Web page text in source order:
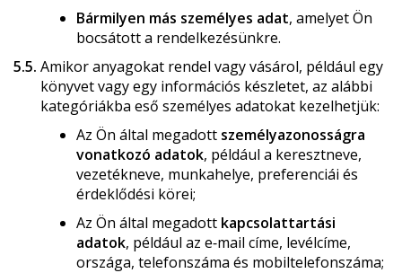
Bármilyen más személyes adat, amelyet Ön
bocsátott a rendelkezésünkre.
5.5. Amikor anyagokat rendel vagy vásárol, például egy
könyvet vagy egy információs készletet, az alábbi
kategóriákba eső személyes adatokat kezelhetjük:
Az Ön által megadott személyazonosságra
vonatkozó adatok, például a keresztneve,
vezetékneve, munkahelye, preferenciái és
érdeklődési körei;
Az Ön által megadott kapcsolattartási
adatok, például az e‑mail címe, levélcíme,
országa, telefonszáma és mobiltelefonszáma;